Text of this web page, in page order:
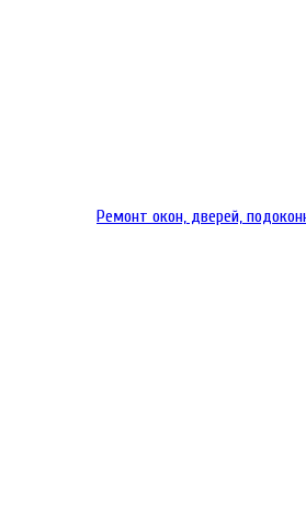
Ремонт окон, дверей,